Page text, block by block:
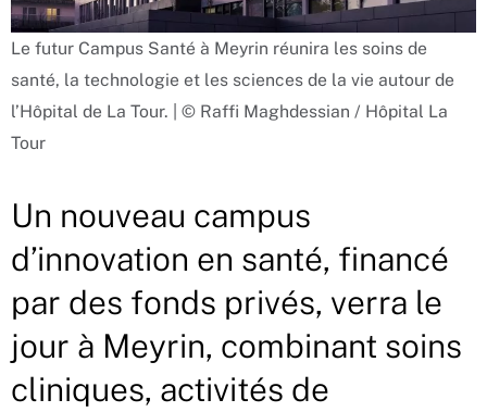
Le futur Campus Santé à Meyrin réunira les soins de
santé, la technologie et les sciences de la vie autour de
l’Hôpital de La Tour. | © Raffi Maghdessian / Hôpital La
Tour
Un nouveau campus
d’innovation en santé, financé
par des fonds privés, verra le
jour à Meyrin, combinant soins
cliniques, activités de